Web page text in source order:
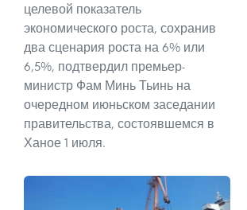
целевой показатель
экономического роста, сохранив
два сценария роста на 6% или
6,5%, подтвердил премьер-
министр Фам Минь Тьинь на
очередном июньском заседании
правительства, состоявшемся в
Ханое 1 июля.